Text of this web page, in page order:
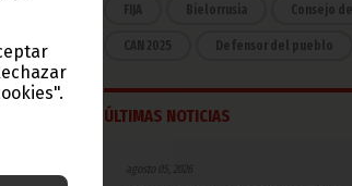
FIJA Bielorrusia Consejo
CAN 2025 Defensor del pueblo
ÚLTIMAS NOTICIAS
agosto 05, 2026